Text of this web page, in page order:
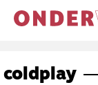
coldplay